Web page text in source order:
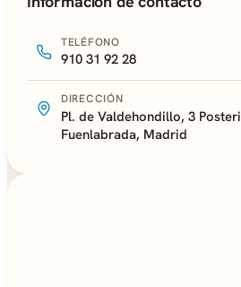
TELÉFONO
910 31 92 28
DIRECCIÓN
Pl. de Valdehondillo, 3
Fuenlabrada, Madrid